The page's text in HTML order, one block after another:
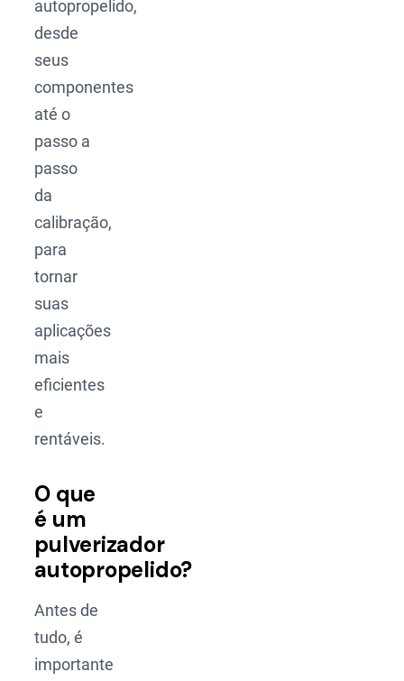
autopropelido,
desde
seus
componentes
até o
passo a
passo
da
calibração,
para
tornar
suas
aplicações
mais
eficientes
e
rentáveis.
O que
é um
pulverizador
autopropelido?
Antes de
tudo, é
importante